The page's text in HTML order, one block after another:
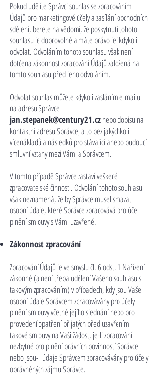
Pokud udělíte Správci souhlas se zpracováním
Údajů pro marketingové účely a zasílání obchodních
sdělení, berete na vědomí, že poskytnutí tohoto
souhlasu je dobrovolné a máte právo jej kdykoli
odvolat. Odvoláním tohoto souhlasu však není
dotčena zákonnost zpracování Údajů založená na
tomto souhlasu před jeho odvoláním.
Odvolat souhlas můžete kdykoli zasláním e-mailu
na adresu Správce
jan.stepanek@century21.cznebo dopisu na
kontaktní adresu Správce, a to bez jakýchkoli
vícenákladů a následků pro stávající anebo budoucí
smluvní vztahy mezi Vámi a Správcem.
V tomto případě Správce zastaví veškeré
zpracovatelské činnosti. Odvolání tohoto souhlasu
však neznamená, že by Správce musel smazat
osobní údaje, které Správce zpracovává pro účel
plnění smlouvy s Vámi uzavřené.
Zákonnost zpracování
Zpracování Údajů je ve smyslu čl. 6 odst. 1 Nařízení
zákonné (a není třeba udělení Vašeho souhlasu s
takovým zpracováním) v případech, kdy jsou Vaše
osobní údaje Správcem zpracovávány pro účely
plnění smlouvy včetně jejího sjednání nebo pro
provedení opatření přijatých před uzavřením
takové smlouvy na Vaši žádost, je-li zpracování
nezbytné pro plnění právních povinností Správce
nebo jsou-li údaje Správcem zpracovávány pro účely
oprávněných zájmu Správce.